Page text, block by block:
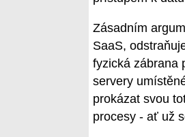
Zásadním
SaaS,
fyzická zábrana
servery
prokázat svou
procesy - ať už